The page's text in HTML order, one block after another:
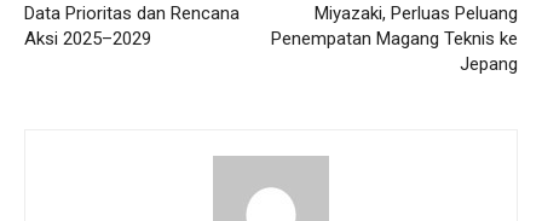
Data Prioritas dan Rencana
Aksi 2025–2029
Miyazaki, Perluas Peluang
Penempatan Magang Teknis ke
Jepang